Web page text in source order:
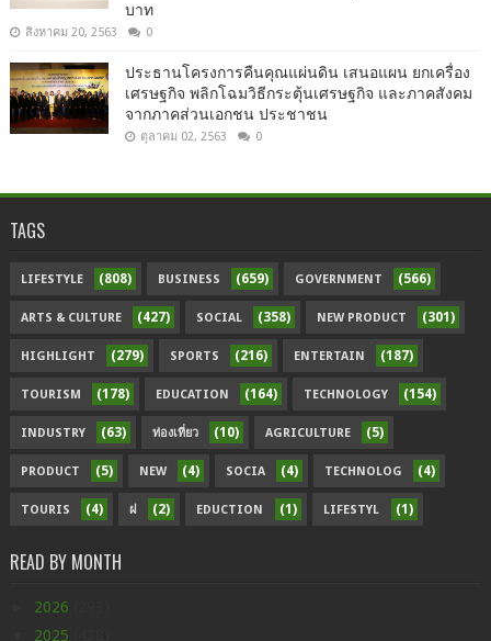
บาท
สิงหาคม 20, 2563 0
ประธานโครงการคืนคุณแผ่นดิน เสนอแผน ยกเครื่อง
เศรษฐกิจ พลิกโฉมวิธีกระตุ้นเศรษฐกิจ และภาคสังคม
จากภาคส่วนเอกชน ประชาชน
ตุลาคม 02, 2563 0
TAGS
LIFESTYLE (808) BUSINESS (659) GOVERNMENT (566)
ARTS & CULTURE (427) SOCIAL (358) NEW PRODUCT (301)
HIGHLIGHT (279) SPORTS (216) ENTERTAIN (187)
TOURISM (178) EDUCATION (164) TECHNOLOGY (154)
INDUSTRY (63) ท่องเที่ยว (10) AGRICULTURE (5)
PRODUCT (5) NEW (4) SOCIA (4) TECHNOLOG (4)
TOURIS (4) ฝ (2) EDUCTION (1) LIFESTYL (1)
READ BY MONTH
2026
2025